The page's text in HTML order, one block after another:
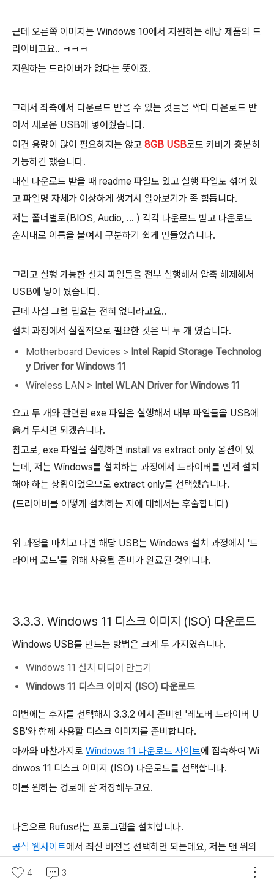
근데 오른쪽 이미지는 Windows 10에서 지원하는 해당 제품의 드
라이버고요.. ㅋㅋㅋ
지원하는 드라이버가 없다는 뜻이죠.
그래서 좌측에서 다운로드 받을 수 있는 것들을 싹다 다운로드 받
아서 새로운 USB에 넣어줬습니다.
이건 용량이 많이 필요하지는 않고 8GB USB로도 커버가 충분히
가능하긴 했습니다.
대신 다운로드 받을 때 readme 파일도 있고 실행 파일도 섞여 있
고 파일명 자체가 이상하게 생겨서 알아보기가 좀 힘듭니다.
저는 폴더별로(BIOS, Audio, ... ) 각각 다운로드 받고 다운로드
순서대로 이름을 붙여서 구분하기 쉽게 만들었습니다.
그리고 실행 가능한 설치 파일들을 전부 실행해서 압축 해제해서
USB에 넣어 뒀습니다.
근데 사실 그럴 필요는 전혀 없더라고요..
설치 과정에서 실질적으로 필요한 것은 딱 두 개 였습니다.
Motherboard Devices > Intel Rapid Storage Technolog
y Driver for Windows 11
Wireless LAN > Intel WLAN Driver for Windows 11
요고 두 개와 관련된 exe 파일은 실행해서 내부 파일들을 USB에
옮겨 두시면 되겠습니다.
참고로, exe 파일을 실행하면 install vs extract only 옵션이 있
는데, 저는 Windows를 설치하는 과정에서 드라이버를 먼저 설치
해야 하는 상황이었으므로 extract only를 선택했습니다.
(드라이버를 어떻게 설치하는 지에 대해서는 후술합니다)
위 과정을 마치고 나면 해당 USB는 Windows 설치 과정에서 '드
라이버 로드'를 위해 사용될 준비가 완료된 것입니다.
3.3.3. Windows 11 디스크 이미지 (ISO) 다운로드
Windows USB를 만드는 방법은 크게 두 가지였습니다.
Windows 11 설치 미디어 만들기
Windows 11 디스크 이미지 (ISO) 다운로드
이번에는 후자를 선택해서 3.3.2 에서 준비한 '레노버 드라이버 U
SB'와 함께 사용할 디스크 이미지를 준비합니다.
아까와 마찬가지로 Windows 11 다운로드 사이트에 접속하여 Wi
dnwos 11 디스크 이미지 (ISO) 다운로드를 선택합니다.
이를 원하는 경로에 잘 저장해두고요.
다음으로 Rufus라는 프로그램을 설치합니다.
공식 웹사이트에서 최신 버전을 선택하면 되는데요, 저는 맨 위의
항목을 클릭해서 실행했습니다.
4 3